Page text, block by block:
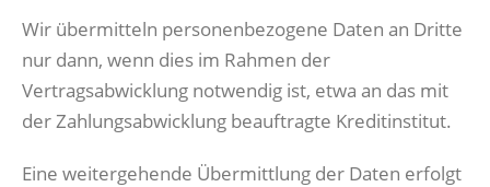
Wir übermitteln personenbezogene Daten an Dritte
nur dann, wenn dies im Rahmen der
Vertragsabwicklung notwendig ist, etwa an das mit
der Zahlungsabwicklung beauftragte Kreditinstitut.
Eine weitergehende Übermittlung der Daten erfolgt